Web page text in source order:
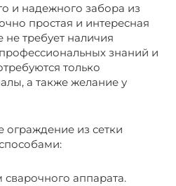
и надежного забора из
простая и интересная
требует наличия
знаний и
только
а также желание у
ограждение из сетки
аппарата.